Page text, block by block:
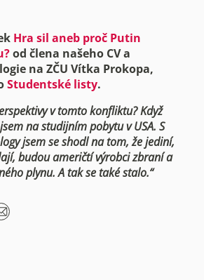
Hra sil aneb proč Putin
od člena našeho CV a
na ZČU Vítka Prokopa,
Studentské listy.
v tomto konfliktu? Když
na studijním pobytu v USA. S
jsem se shodl na tom, že jediní,
budou američtí výrobci zbraní a
plynu. A tak se také stalo.“